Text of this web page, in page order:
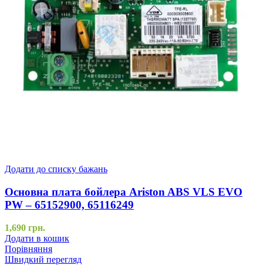
Додати до списку бажань
Основна плата бойлера Ariston ABS VLS EVO
PW – 65152900, 65116249
1,690 грн.
Додати в кошик
Порівняння
Швидкий перегляд